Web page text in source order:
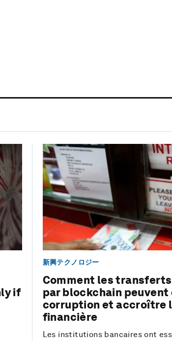
if
新興テクノロジー
Comment les transferts
par blockchain peuvent
corruption et accroître
financière
Les institutions bancaires ont